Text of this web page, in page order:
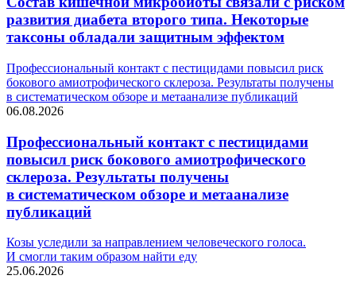
развития диабета второго типа. Некоторые
таксоны обладали защитным эффектом
Профессиональный контакт с пестицидами повысил риск
бокового амиотрофического склероза. Результаты получены
в систематическом обзоре и метаанализе публикаций
06.08.2026
Профессиональный контакт с пестицидами
повысил риск бокового амиотрофического
склероза. Результаты получены
в систематическом обзоре и метаанализе
публикаций
Козы уследили за направлением человеческого голоса.
И смогли таким образом найти еду
25.06.2026